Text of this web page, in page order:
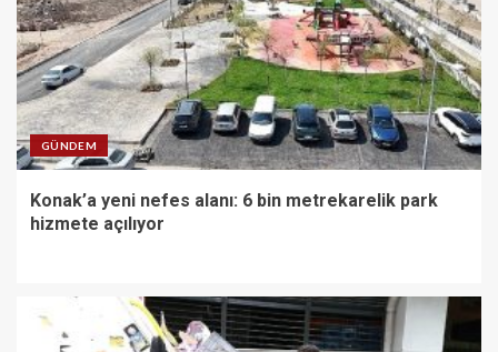
GÜNDEM
Konak’a yeni nefes alanı: 6 bin metrekarelik park
hizmete açılıyor